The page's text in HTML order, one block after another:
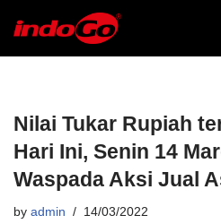
Nilai Tukar Rupiah
Hari Ini, Senin 14
Waspada Aksi Jual
by admin 14/03/2022